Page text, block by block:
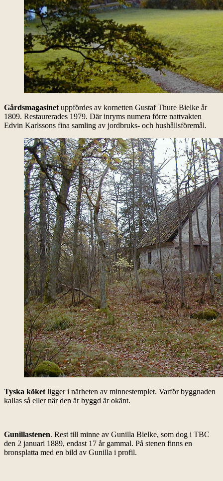
Gårdsmagasinet uppfördes av kornetten Gustaf Thure Bielke år
1809. Restaurerades 1979. Där inryms numera förre nattvakten
Edvin Karlssons fina samling av jordbruks- och hushållsföremål.
Tyska köket ligger i närheten av minnestemplet. Varför byggnaden
kallas så eller när den är byggd är okänt.
Gunillastenen. Rest till minne av Gunilla Bielke, som dog i TBC
den 2 januari 1889, endast 17 år gammal. På stenen finns en
bronsplatta med en bild av Gunilla i profil.